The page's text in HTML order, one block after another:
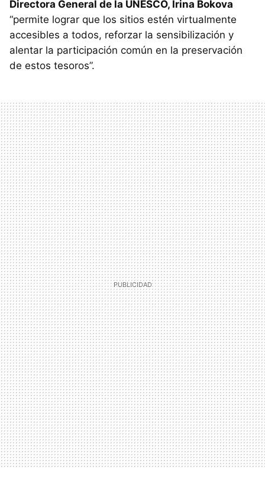
Directora General de la UNESCO, Irina Bokova
“permite lograr que los sitios estén virtualmente
accesibles a todos, reforzar la sensibilización y
alentar la participación común en la preservación
de estos tesoros”.